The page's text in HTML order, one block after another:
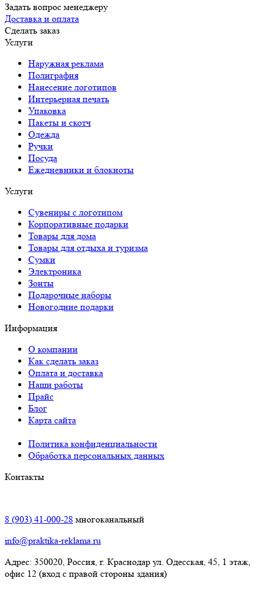
Задать вопрос менеджеру
Доставка и оплата
Сделать заказ
Услуги
Наружная реклама
Полиграфия
Нанесение логотипов
Интерьерная печать
Упаковка
Пакеты и скотч
Одежда
Ручки
Посуда
Ежедневники и блокноты
Услуги
Сувениры с логотипом
Корпоративные подарки
Товары для дома
Товары для отдыха и туризма
Сумки
Электроника
Зонты
Подарочные наборы
Новогодние подарки
Информация
О компании
Как сделать заказ
Оплата и доставка
Наши работы
Прайс
Блог
Карта сайта
Политика конфиденциальности
Обработка персональных данных
Контакты
8 (903) 41-000-28 многоканальный
info@praktika-reklama.ru
Адрес: 350020, Россия, г. Краснодар ул. Одесская, 45, 1 этаж,
офис 12 (вход с правой стороны здания)